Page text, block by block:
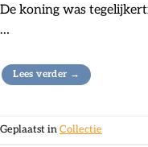
De koning was
…
Lees verder →
Geplaatst inCollectie